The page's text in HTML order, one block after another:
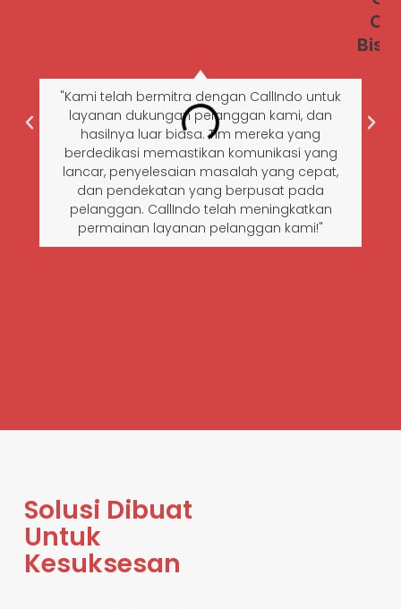
"Kami telah bermitra dengan CallIndo untuk
layanan dukungan pelanggan kami, dan
hasilnya luar biasa. Tim mereka yang
berdedikasi memastikan komunikasi yang
lancar, penyelesaian masalah yang cepat,
dan pendekatan yang berpusat pada
pelanggan. CallIndo telah meningkatkan
permainan layanan pelanggan kami!"
Solusi Dibuat
Untuk
Kesuksesan